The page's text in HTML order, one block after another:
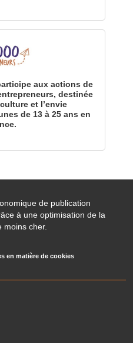
aux actions de
destinée
et l’envie
de 13 à 25 ans en
de publication
à une optimisation de la
moins cher.
en matière de cookies